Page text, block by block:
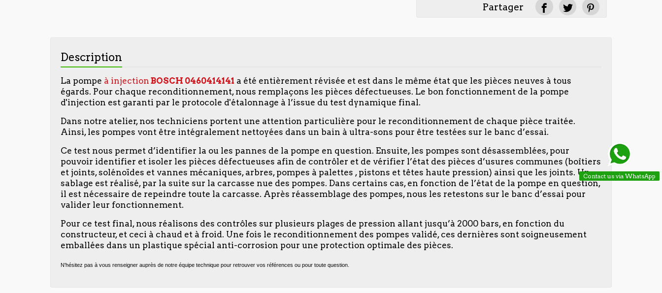
Partager
Description
La pompe à injection BOSCH 0460414141 a été entièrement révisée et est dans le même état que les pièces neuves à tous
égards. Pour chaque reconditionnement, nous remplaçons les pièces défectueuses. Le bon fonctionnement de la pompe
d'injection est garanti par le protocole d'étalonnage à l’issue du test dynamique final.
Dans notre atelier, nos techniciens portent une attention particulière pour le reconditionnement de chaque pièce traitée.
Ainsi, les pompes vont être intégralement nettoyées dans un bain à ultra-sons pour être testées sur le banc d’essai.
Ce test nous permet d’identifier la ou les pannes de la pompe en question. Ensuite, les pompes sont désassemblées, pour
pouvoir identifier et isoler les pièces défectueuses afin de contrôler et de vérifier l’état des pièces d’usures communes (boîtiers
et joints, solénoïdes et vannes mécaniques, arbres, pompes à palettes , pistons et têtes haute pression) ainsi que les joints. Un
sablage est réalisé, par la suite sur la carcasse nue des pompes. Dans certains cas, en fonction de l’état de la pompe en question,
il est nécessaire de repeindre toute la carcasse. Après réassemblage des pompes, nous les retestons sur le banc d’essai pour
valider leur fonctionnement.
Pour ce test final, nous réalisons des contrôles sur plusieurs plages de pression allant jusqu’à 2000 bars, en fonction du
constructeur, et ceci à chaud et à froid. Une fois le reconditionnement des pompes validé, ces dernières sont soigneusement
emballées dans un plastique spécial anti-corrosion pour une protection optimale des pièces.
N'hésitez pas à vous renseigner auprès de notre équipe technique pour retrouver vos références ou pour toute question.
Contact us via WhatsApp